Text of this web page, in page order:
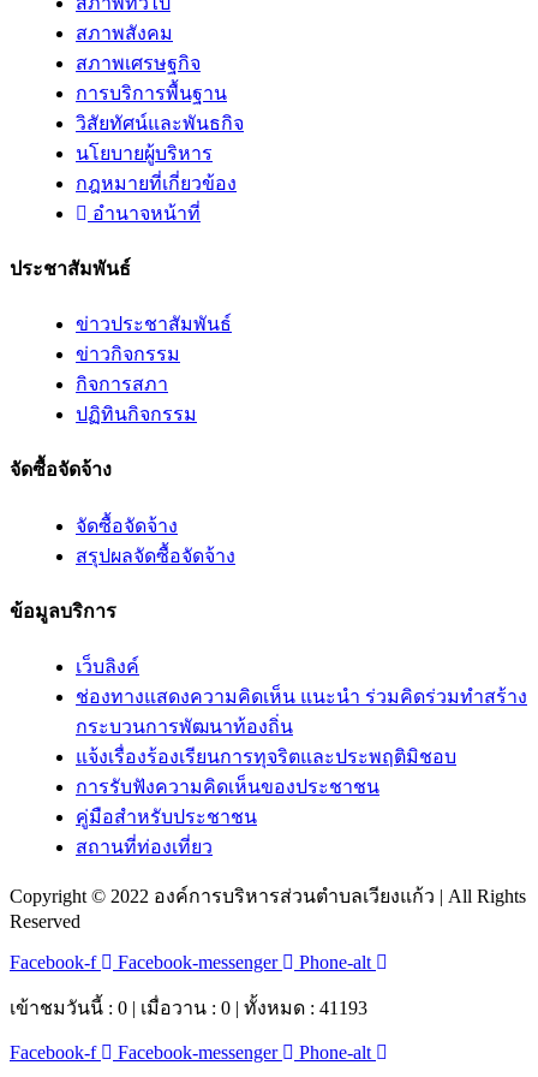
สภาพสังคม
สภาพเศรษฐกิจ
การบริการพื้นฐาน
วิสัยทัศน์และพันธกิจ
นโยบายผู้บริหาร
กฎหมายที่เกี่ยวข้อง
อํานาจหน้าที่
ประชาสัมพันธ์
ข่าวประชาสัมพันธ์
ข่าวกิจกรรม
กิจการสภา
ปฏิทินกิจกรรม
จัดซื้อจัดจ้าง
จัดซื้อจัดจ้าง
สรุปผลจัดซื้อจัดจ้าง
ข้อมูลบริการ
เว็บลิงค์
ช่องทางแสดงความคิดเห็น แนะนำ ร่วมคิดร่วมทำสร้าง
กระบวนการพัฒนาท้องถิ่น
แจ้งเรื่องร้องเรียนการทุจริตและประพฤติมิชอบ
การรับฟังความคิดเห็นของประชาชน
คู่มือสำหรับประชาชน
สถานที่ท่องเที่ยว
Copyright © 2022 องค์การบริหารส่วนตำบลเวียงแก้ว | All Rights
Reserved
Facebook-f
Facebook-messenger Phone-alt
เข้าชมวันนี้ : 0 | เมื่อวาน : 0 | ทั้งหมด : 41193
Facebook-f Facebook-messenger Phone-alt